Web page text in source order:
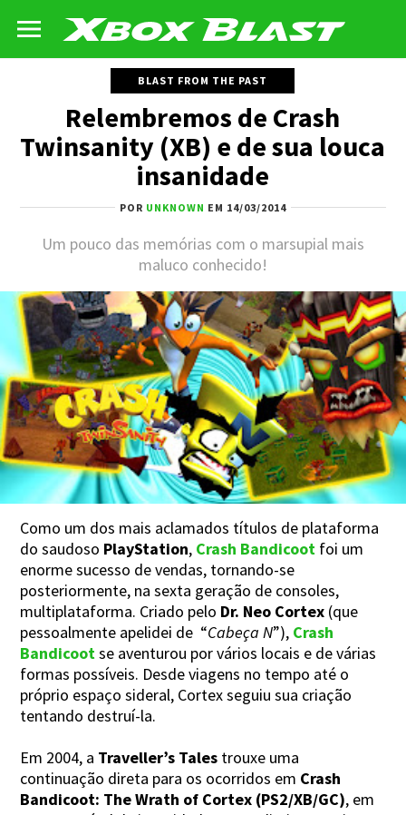
BLAST FROM THE PAST
Relembremos de Crash
Twinsanity (XB) e de sua louca
insanidade
POR UNKNOWN EM 14/03/2014
Um pouco das memórias com o marsupial mais
maluco conhecido!
Como um dos mais aclamados títulos de plataforma
do saudoso PlayStation, Crash Bandicoot foi um
enorme sucesso de vendas, tornando-se
posteriormente, na sexta geração de consoles,
multiplataforma. Criado pelo Dr. Neo Cortex (que
pessoalmente apelidei de “Cabeça N”), Crash
Bandicoot se aventurou por vários locais e de várias
formas possíveis. Desde viagens no tempo até o
próprio espaço sideral, Cortex seguiu sua criação
tentando destruí-la.
Em 2004, a Traveller’s Tales trouxe uma
continuação direta para os ocorridos em Crash
Bandicoot: The Wrath of Cortex (PS2/XB/GC), em